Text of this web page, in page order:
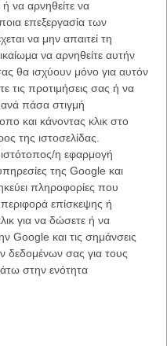
να αρνηθείτε να
επεξεργασία των
να μην απαιτεί τη
να αρνηθείτε αυτήν
θα ισχύουν μόνο για αυτόν
τις προτιμήσεις σας ή να
πάσα στιγμή
και κάνοντας κλικ στο
της ιστοσελίδας.
η εφαρμογή
της Google και
πληροφορίες που
επίσκεψης ή
για να δώσετε ή να
Google και τις σημάνσεις
δεδομένων σας για τους
στην ενότητα
Στριπ, η Γκρέτα Γκέργουιγκ
απολαμβάνουν ιδιαίτερα αφού
χαριτωμένη και
χαρτόνι.
Ανιές Βαρντά είναι η
Ιστορία